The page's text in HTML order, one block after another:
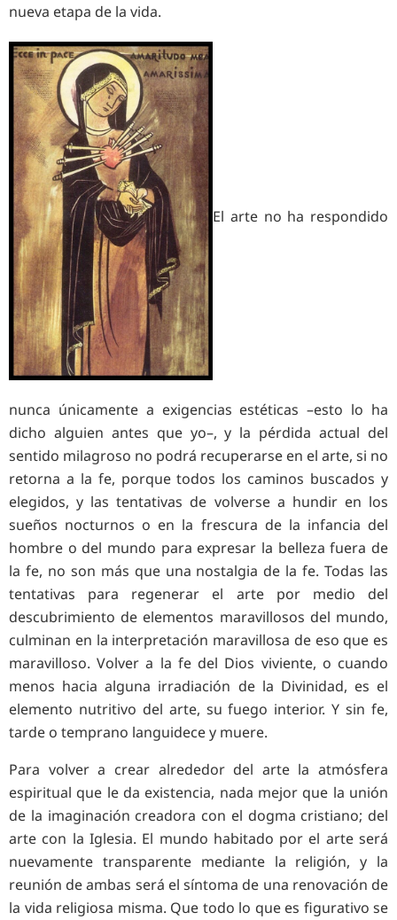
nueva etapa de la vida.
El arte no ha respondido
nunca únicamente a exigencias estéticas –esto lo ha
dicho alguien antes que yo–, y la pérdida actual del
sentido milagroso no podrá recuperarse en el arte, si no
retorna a la fe, porque todos los caminos buscados y
elegidos, y las tentativas de volverse a hundir en los
sueños nocturnos o en la frescura de la infancia del
hombre o del mundo para expresar la belleza fuera de
la fe, no son más que una nostalgia de la fe. Todas las
tentativas para regenerar el arte por medio del
descubrimiento de elementos maravillosos del mundo,
culminan en la interpretación maravillosa de eso que es
maravilloso. Volver a la fe del Dios viviente, o cuando
menos hacia alguna irradiación de la Divinidad, es el
elemento nutritivo del arte, su fuego interior. Y sin fe,
tarde o temprano languidece y muere.
Para volver a crear alrededor del arte la atmósfera
espiritual que le da existencia, nada mejor que la unión
de la imaginación creadora con el dogma cristiano; del
arte con la Iglesia. El mundo habitado por el arte será
nuevamente transparente mediante la religión, y la
reunión de ambas será el síntoma de una renovación de
la vida religiosa misma. Que todo lo que es figurativo se